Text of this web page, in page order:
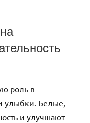
роль в
улыбки. Белые,
и улучшают